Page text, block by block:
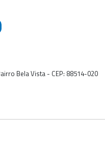
Bela Vista - CEP: 88514-020